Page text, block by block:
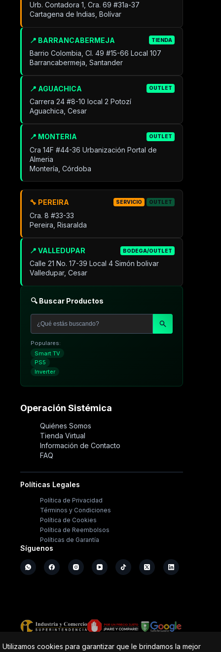
Utilizamos cookies para garantizar que le brindamos la mejor
Urb. Contadora 1, Cra. 69 #31a-37
Cartagena de Indias, Bolívar
📍 BARRANCABERMEJA TIENDA
Barrio Colombia, Cl. 49 #15-66 Local 107
Barrancabermeja, Santander
📍 AGUACHICA OUTLET
Carrera 24 #8-10 local 2 Potozí
Aguachica, Cesar
📍 MONTERIA OUTLET
Cra 14F #44-36 Urbanización Portal de
Almeria
Montería, Córdoba
📍 VALLEDUPAR BODEGA/OUTLET
Calle 21 No. 17-39 Local 4 Simón bolivar
Valledupar, Cesar
🔧 PEREIRA SERVICIO OUTLET
Cra. 8 #33-33
Pereira, Risaralda
🔍 Buscar Productos
Populares:
Smart TV
PS5
Inverter
Operación Sistémica
Quiénes Somos
Tienda Virtual
Información de Contacto
FAQ
Políticas Legales
Política de Privacidad
Términos y Condiciones
Política de Cookies
Política de Reembolsos
Políticas de Garantía
Síguenos
Copyright © - Operación Sistémica